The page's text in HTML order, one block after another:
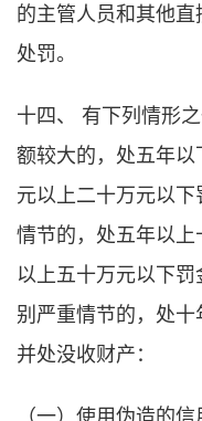
的主管人员和其他
处罚。
十四、 有下列情形
额较大的，处五年
元以上二十万元以
情节的，处五年以
以上五十万元以下
别严重情节的，处十
并处没收财产：
（一）使用伪造